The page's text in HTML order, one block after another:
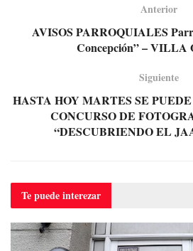
Anterior
AVISOS PARROQUIALES
Concepción” – VILLA
Siguiente
HASTA HOY MARTES SE
CONCURSO DE
“DESCUBRIENDO EL
Te puedeinterezar